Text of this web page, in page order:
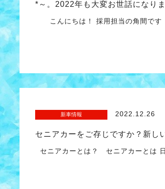
*～。2022年も大変お世話になり
こんにちは！ 採用担当の角間
新車情報 2022.12.26
セニアカーをご存じですか？新し
セニアカーとは？ セニアカーとは